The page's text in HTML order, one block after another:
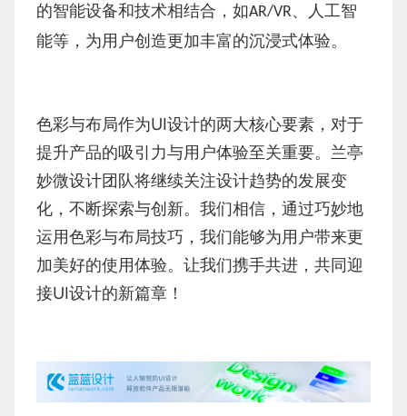
的智能设备和技术相结合，如AR/VR、人工智
能等，为用户创造更加丰富的沉浸式体验。
色彩与布局作为UI设计的两大核心要素，对于
提升产品的吸引力与用户体验至关重要。兰亭
妙微设计团队将继续关注设计趋势的发展变
化，不断探索与创新。我们相信，通过巧妙地
运用色彩与布局技巧，我们能够为用户带来更
加美好的使用体验。让我们携手共进，共同迎
接UI设计的新篇章！